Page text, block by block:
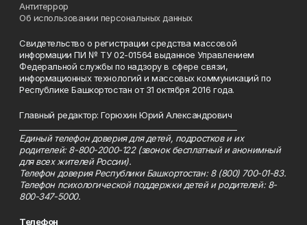
Антитеррор
Об использовании персональных данных
Свидетельство о регистрации средства массовой
информации ПИ № ТУ 02-01564 выданное Управлением
Федеральной службы по надзору в сфере связи,
информационных технологий и массовых коммуникаций по
Республике Башкортостан от 31 октября 2016 года.
Главный редактор: Горюхин Юрий Александрович
Единый телефон доверия для детей, подростков и их
родителей: 8-800-2000-122 (звонок бесплатный и анонимный
для всех жителей России).
Телефон доверия Республики Башкортостан: 8 (800) 700-01-83.
Телефон психологической поддержки детей и родителей: 8-
800-347-5000.
Телефон